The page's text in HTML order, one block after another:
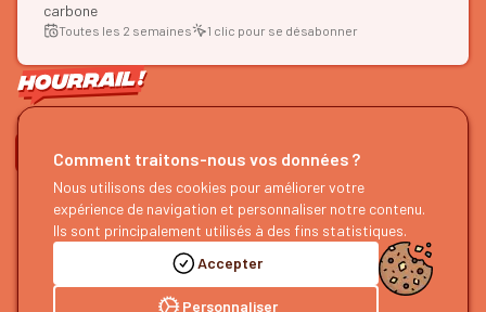
carbone
Toutes les 2 semaines 1 clic pour se désabonner
ON SE SUIT ?
HOURRAIL !
À propos
Devenir partenaire
Nous faire un retour
EXPLORER
Recherche d'itinéraires
Nos guides
Notre blog
Notre podcast
Accepter
Personnaliser
Comment traitons-nous vos données ?
Nous utilisons des cookies pour améliorer votre
expérience de navigation et personnaliser notre contenu.
Ils sont principalement utilisés à des fins statistiques.